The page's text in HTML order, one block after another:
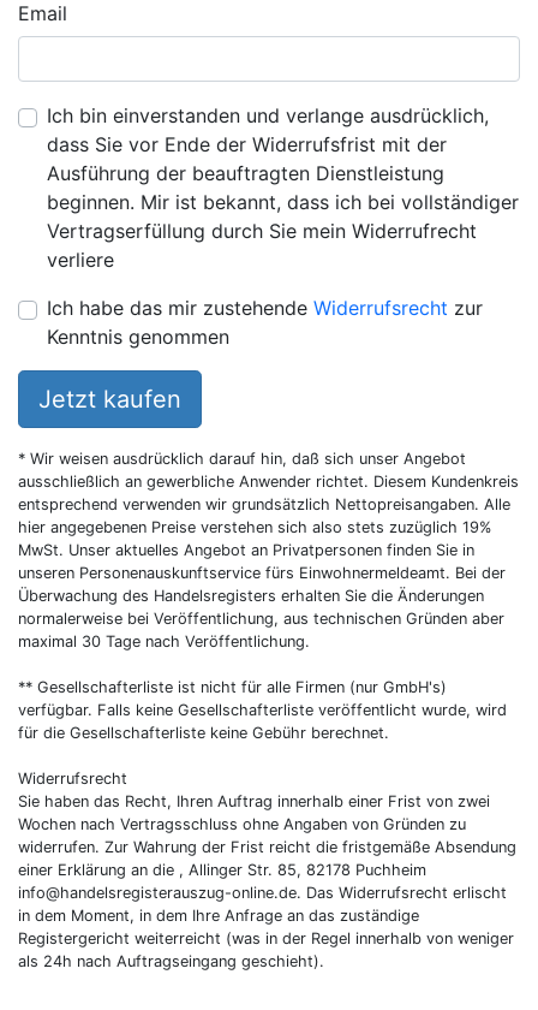
Email
Ich bin einverstanden und verlange ausdrücklich,
dass Sie vor Ende der Widerrufsfrist mit der
Ausführung der beauftragten Dienstleistung
beginnen. Mir ist bekannt, dass ich bei vollständiger
Vertragserfüllung durch Sie mein Widerrufrecht
verliere
Ich habe das mir zustehende Widerrufsrecht zur
Kenntnis genommen
Jetzt kaufen
* Wir weisen ausdrücklich darauf hin, daß sich unser Angebot
ausschließlich an gewerbliche Anwender richtet. Diesem Kundenkreis
entsprechend verwenden wir grundsätzlich Nettopreisangaben. Alle
hier angegebenen Preise verstehen sich also stets zuzüglich 19%
MwSt. Unser aktuelles Angebot an Privatpersonen finden Sie in
unseren Personenauskunftservice fürs Einwohnermeldeamt. Bei der
Überwachung des Handelsregisters erhalten Sie die Änderungen
normalerweise bei Veröffentlichung, aus technischen Gründen aber
maximal 30 Tage nach Veröffentlichung.
** Gesellschafterliste ist nicht für alle Firmen (nur GmbH's)
verfügbar. Falls keine Gesellschafterliste veröffentlicht wurde, wird
für die Gesellschafterliste keine Gebühr berechnet.
Widerrufsrecht
Sie haben das Recht, Ihren Auftrag innerhalb einer Frist von zwei
Wochen nach Vertragsschluss ohne Angaben von Gründen zu
widerrufen. Zur Wahrung der Frist reicht die fristgemäße Absendung
einer Erklärung an die , Allinger Str. 85, 82178 Puchheim
info@handelsregisterauszug-online.de. Das Widerrufsrecht erlischt
in dem Moment, in dem Ihre Anfrage an das zuständige
Registergericht weiterreicht (was in der Regel innerhalb von weniger
als 24h nach Auftragseingang geschieht).